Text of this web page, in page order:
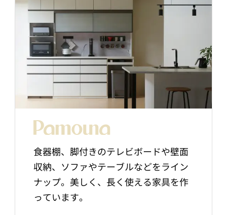
食器棚、脚付きのテレビボードや壁面
収納、ソファやテーブルなどをライン
ナップ。美しく、長く使える家具を作
っています。